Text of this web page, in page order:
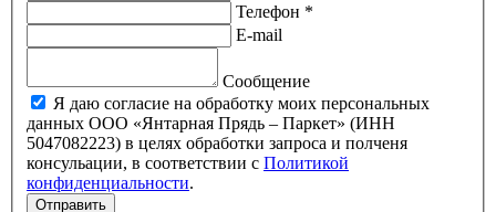
Телефон *
E-mail
Сообщение
Я даю согласие на обработку моих персональных
данных ООО «Янтарная Прядь – Паркет» (ИНН
5047082223) в целях обработки запроса и полченя
консульации, в соответствии с Политикой
конфиденциальности.
Отправить